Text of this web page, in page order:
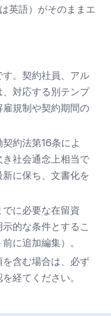
英語）がそのままエ
す。契約社員、アル
対応する別テンプ
規制や契約期間の
約法第16条によ
社会通念上相当で
に保ち、文書化を
に必要な在留資
的な条件とするこ
に追加編集）。
含む場合は、必ず
経てください。